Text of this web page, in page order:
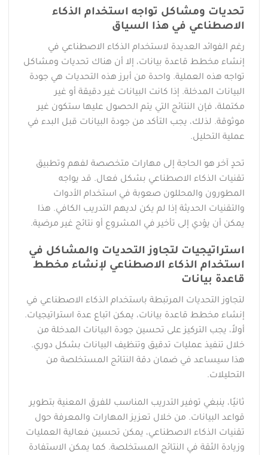
تحديات ومشاكل تواجه استخدام الذكاء
الاصطناعي في هذا السياق
رغم الفوائد العديدة لاستخدام الذكاء الاصطناعي في
إنشاء مخطط قاعدة بيانات، إلا أن هناك تحديات ومشاكل
تواجه هذه العملية. واحدة من أبرز هذه التحديات هي جودة
البيانات المدخلة. إذا كانت البيانات غير دقيقة أو غير
مكتملة، فإن النتائج التي يتم الحصول عليها ستكون غير
موثوقة. لذلك، يجب التأكد من جودة البيانات قبل البدء في
عملية التحليل.
تحدٍ آخر هو الحاجة إلى مهارات متخصصة لفهم وتطبيق
تقنيات الذكاء الاصطناعي بشكل فعال. قد يواجه
المطورون والمحللون صعوبة في استخدام الأدوات
والتقنيات الحديثة إذا لم يكن لديهم التدريب الكافي. هذا
يمكن أن يؤدي إلى تأخير في المشروع أو نتائج غير مرضية.
استراتيجيات لتجاوز التحديات والمشاكل في
استخدام الذكاء الاصطناعي لإنشاء مخطط
قاعدة بيانات
لتجاوز التحديات المرتبطة باستخدام الذكاء الاصطناعي في
إنشاء مخطط قاعدة بيانات، يمكن اتباع عدة استراتيجيات.
أولاً، يجب التركيز على تحسين جودة البيانات المدخلة من
خلال تنفيذ عمليات تدقيق وتنظيف البيانات بشكل دوري.
هذا سيساعد في ضمان دقة النتائج المستخلصة من
التحليلات.
ثانيًا، ينبغي توفير التدريب المناسب للفرق المعنية بتطوير
قواعد البيانات. من خلال تعزيز المهارات والمعرفة حول
تقنيات الذكاء الاصطناعي، يمكن تحسين فعالية العمليات
وزيادة الثقة في النتائج المستخلصة. كما يمكن الاستفادة